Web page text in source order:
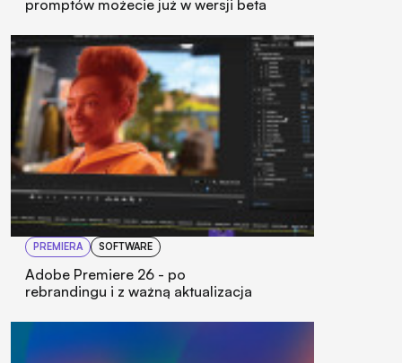
promptów możecie już w wersji beta
PREMIERA SOFTWARE
Adobe Premiere 26 - po
rebrandingu i z ważną aktualizacja